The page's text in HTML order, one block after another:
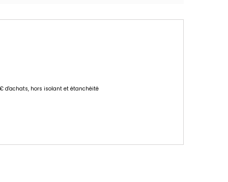
d'achats, hors isolant et étanchéité